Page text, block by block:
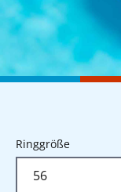
Ringgröße